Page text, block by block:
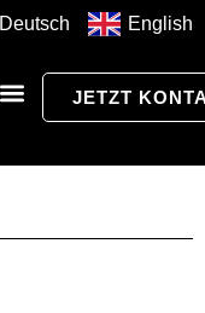
Deutsch English
JETZT